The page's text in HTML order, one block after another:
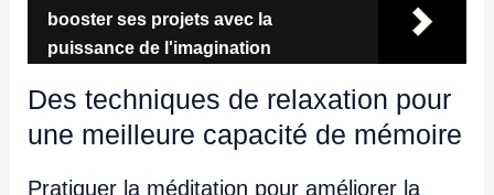
booster ses projets avec la
puissance de l'imagination
Des techniques de relaxation pour
une meilleure capacité de mémoire
Pratiquer la méditation pour améliorer la